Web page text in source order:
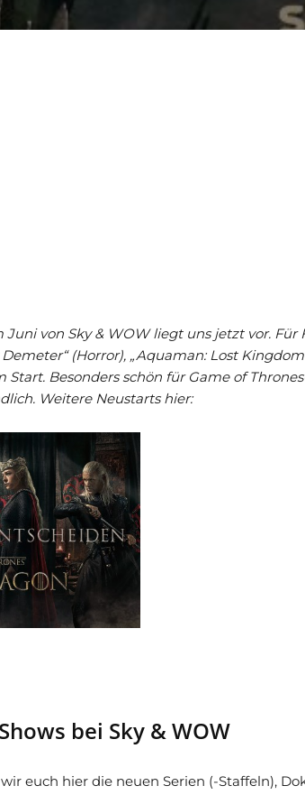
von Sky & WOW liegt uns jetzt vor. Für
(Horror), „Aquaman: Lost
Start. Besonders schön für Game of
Weitere Neustarts hier:
bei Sky & WOW
euch hier die neuen Serien (-Staffeln),